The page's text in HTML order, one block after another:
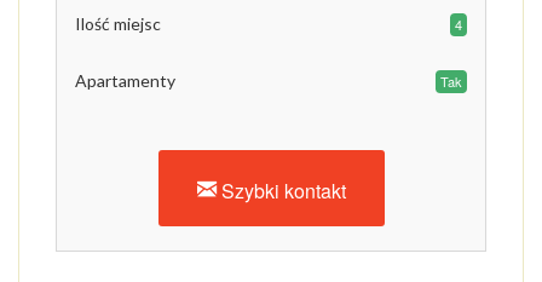
Ilość miejsc 4
Apartamenty Tak
Szybki kontakt